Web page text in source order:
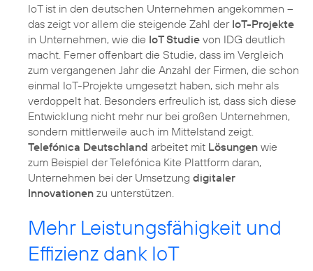
IoT ist in den deutschen Unternehmen angekommen –
das zeigt vor allem die steigende Zahl der IoT-Projekte
in Unternehmen, wie die IoT Studie von IDG deutlich
macht. Ferner offenbart die Studie, dass im Vergleich
zum vergangenen Jahr die Anzahl der Firmen, die schon
einmal IoT-Projekte umgesetzt haben, sich mehr als
verdoppelt hat. Besonders erfreulich ist, dass sich diese
Entwicklung nicht mehr nur bei großen Unternehmen,
sondern mittlerweile auch im Mittelstand zeigt.
Telefónica Deutschland arbeitet mit Lösungen wie
zum Beispiel der Telefónica Kite Plattform daran,
Unternehmen bei der Umsetzung digitaler
Innovationen zu unterstützen.
Mehr Leistungsfähigkeit und
Effizienz dank IoT